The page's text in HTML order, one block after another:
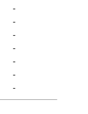
-
-
-
-
-
-
-